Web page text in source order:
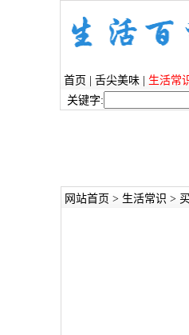
首页 舌尖美味| 生活常
关键字:
网站首页 > 生活常识 >